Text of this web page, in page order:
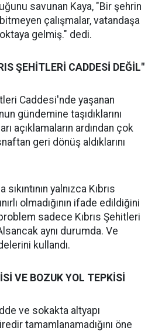
savunan Kaya, "Bir şehrin
çalışmalar, vatandaşa
gelmiş." dedi.
ŞEHİTLERİ CADDESİ DEĞİL"
Caddesi'nde yaşanan
gündemine taşıdıklarını
açıklamaların ardından çok
geri dönüş aldıklarını
yalnızca Kıbrıs
olmadığının ifade edildiğini
sadece Kıbrıs Şehitleri
aynı durumda. Ve
kullandı.
VE BOZUK YOL TEPKİSİ
ve sokakta altyapı
tamamlanamadığını öne